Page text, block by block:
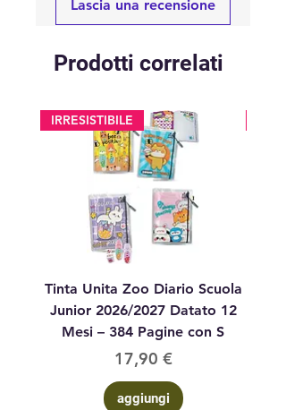
Lascia una recensione
Prodotti correlati
IRRESISTIBILE
Tinta Unita Zoo Diario Scuola
Junior 2026/2027 Datato 12
Mesi – 384 Pagine con S
Prezzo
17,90 €
aggiungi